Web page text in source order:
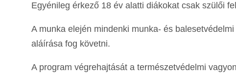
Egyénileg érkező 18 év alatti diákokat csak szülői
A munka elején mindenki munka- és
aláírása fog követni.
A program végrehajtását a természetvédelmi